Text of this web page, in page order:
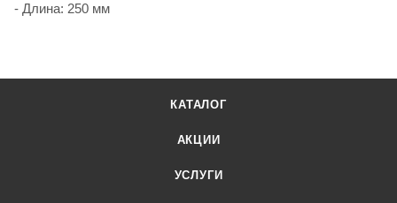
- Длина: 250 мм
КАТАЛОГ
АКЦИИ
УСЛУГИ